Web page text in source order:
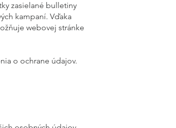
zasielané bulletiny
kampaní. Vďaka
webovej stránke
o ochrane údajov.